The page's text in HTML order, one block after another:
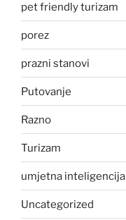
pet friendly turizam
porez
prazni stanovi
Putovanje
Razno
Turizam
umjetna inteligencija
Uncategorized